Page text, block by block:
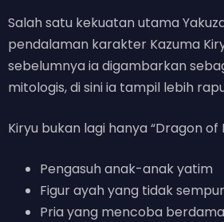
Salah satu kekuatan utama
pendalaman karakter Kazuma
sebelumnya ia digambarkan
mitologis, di sini ia tampil lebih
Kiryu bukan lagi hanya “Dragon of
Pengasuh anak-anak yatim
Figur ayah yang tidak
Pria yang mencoba